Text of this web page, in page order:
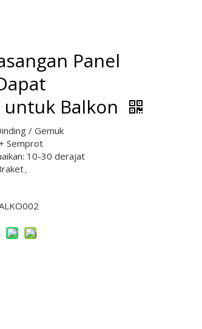
Panel
untuk Balkon
/ Gemuk
Semprot
10-30 derajat
、